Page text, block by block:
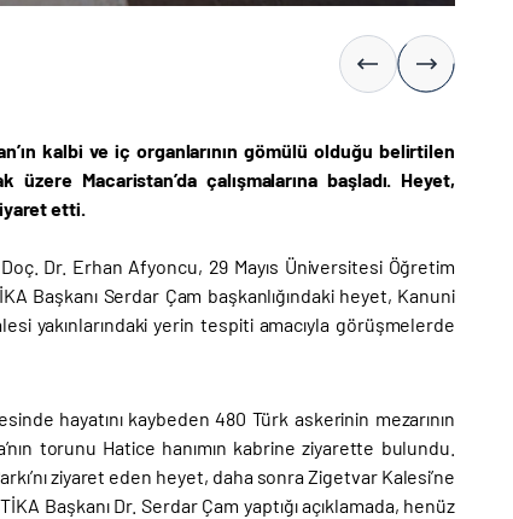
kalbi ve iç organlarının gömülü olduğu belirtilen
Macaristan’da çalışmalarına başladı. Heyet,
etti.
Dr. Erhan Afyoncu, 29 Mayıs Üniversitesi Öğretim
Başkanı Serdar Çam başkanlığındaki heyet, Kanuni
yakınlarındaki yerin tespiti amacıyla görüşmelerde
hayatını kaybeden 480 Türk askerinin mezarının
torunu Hatice hanımın kabrine ziyarette bulundu.
ziyaret eden heyet, daha sonra Zigetvar Kalesi’ne
Başkanı Dr. Serdar Çam yaptığı açıklamada, henüz